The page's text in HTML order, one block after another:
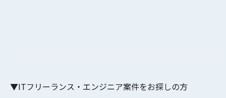
▼ITフリーランス・エンジニア案件をお探しの方